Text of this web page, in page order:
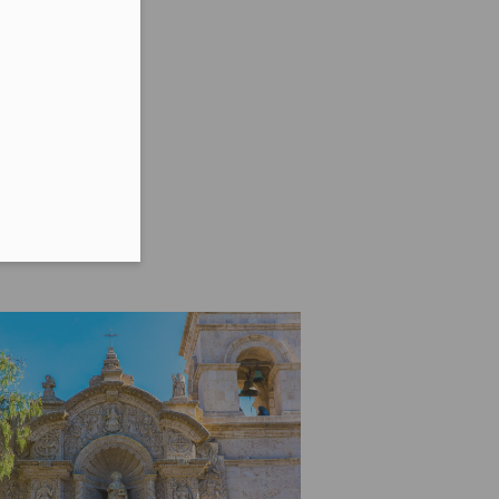
w
w formacie E164